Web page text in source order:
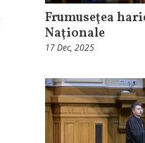
Frumuseţea
Naţionale
17 Dec, 2025